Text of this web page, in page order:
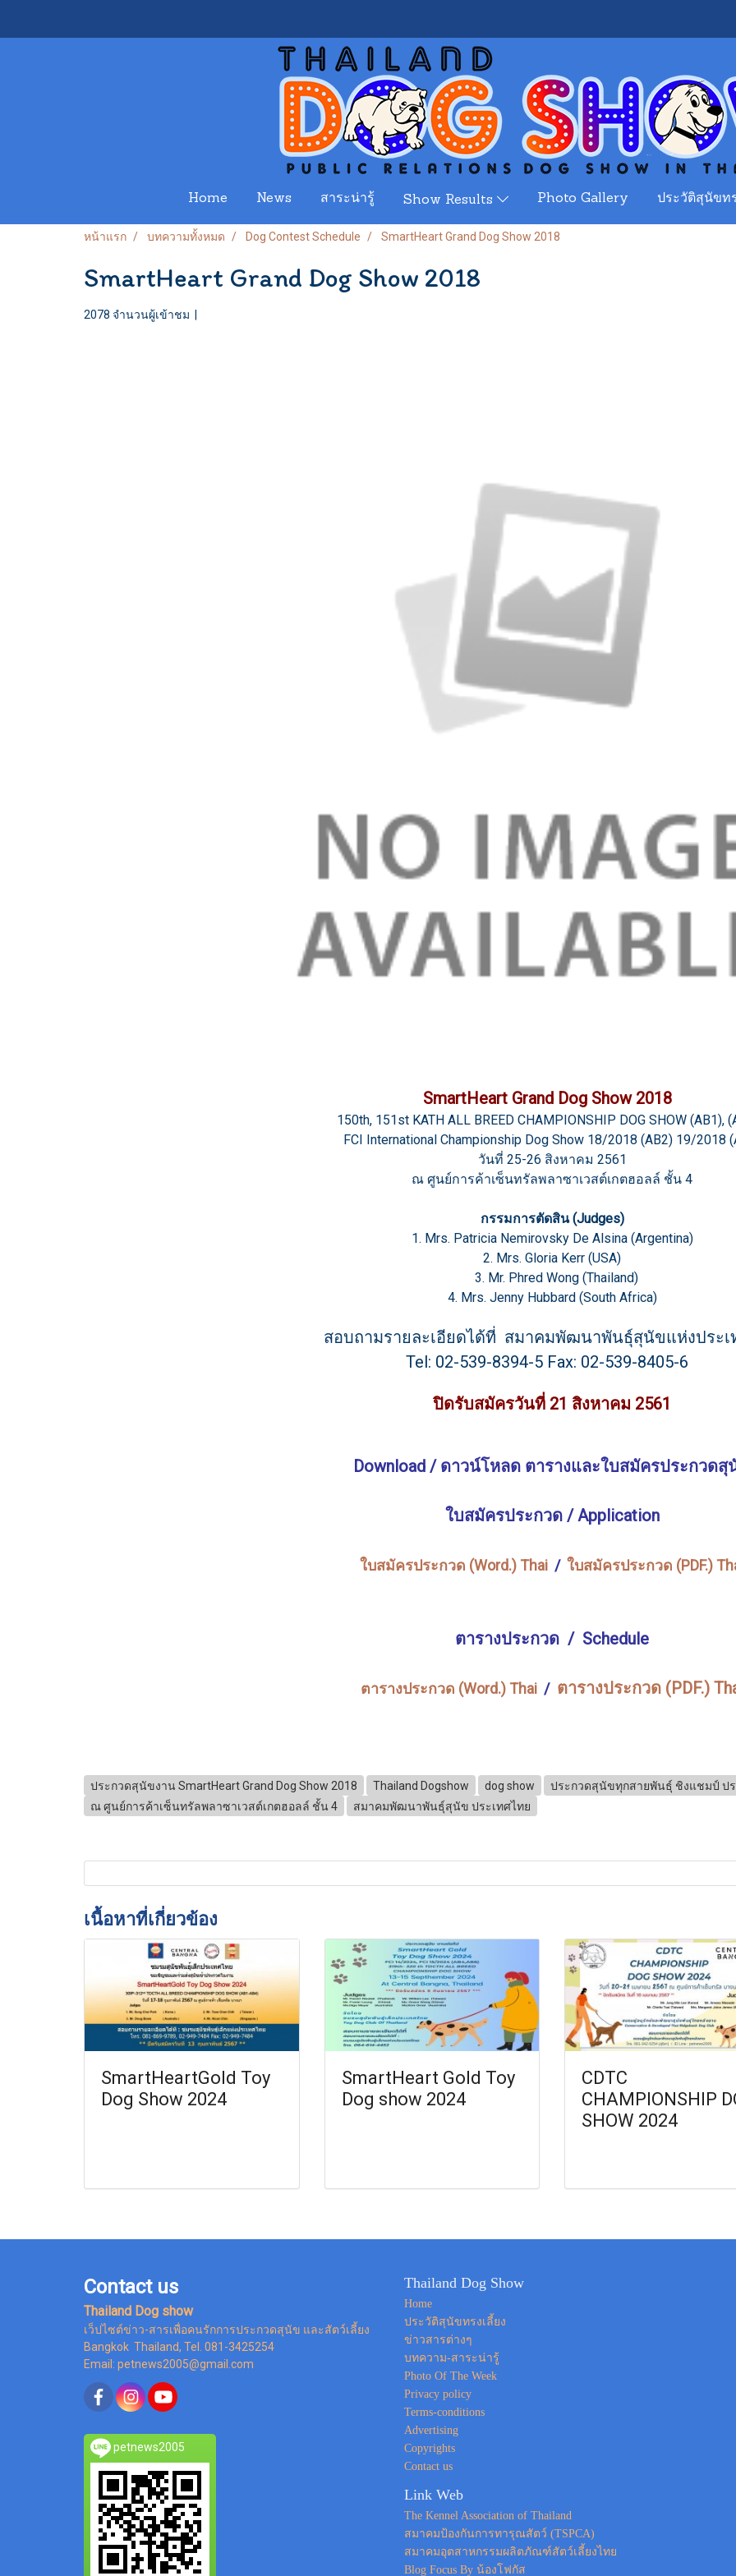
Home News สาระน่ารู้ Show Results Photo Gallery ประวัติสุนัขทร
หน้าแรก บทความทั้งหมด Dog Contest Schedule SmartHeart Grand Dog Show 2018
SmartHeart Grand Dog Show 2018
2078 จำนวนผู้เข้าชม |
SmartHeart Grand Dog Show 2018
150th, 151st KATH ALL BREED CHAMPIONSHIP DOG SHOW (AB1),
FCI International Championship Dog Show 18/2018 (AB2) 19/2018
วันที่ 25-26 สิงหาคม 2561
ณ ศูนย์การค้าเซ็นทรัลพลาซาเวสต์เกตฮอลล์ ชั้น 4
กรรมการตัดสิน (Judges)
1. Mrs. Patricia Nemirovsky De Alsina (Argentina)
2. Mrs. Gloria Kerr (USA)
3. Mr. Phred Wong (Thailand)
4. Mrs. Jenny Hubbard (South Africa)
สอบถามรายละเอียดได้ที่ สมาคมพัฒนาพันธุ์สุนัขแห่งประเ
Tel: 02-539-8394-5 Fax: 02-539-8405-6
ปิดรับสมัครวันที่ 21 สิงหาคม 2561
Download / ดาวน์โหลด ตารางและใบสมัครประกวดสุ
ใบสมัครประกวด / Application
ใบสมัครประกวด (Word.) Thai / ใบสมัครประกวด (PDF.)
ตารางประกวด / Schedule
ตารางประกวด (Word.) Thai/ ตารางประกวด (PDF.)
ประกวดสุนัขงาน SmartHeart Grand Dog Show 2018 Thailand Dogshow dog show
ประกวดสุนัขทุกสายพันธุ์ ชิงแชมป์ ปร
ณ ศูนย์การค้าเซ็นทรัลพลาซาเวสต์เกตฮอลล์ ชั้น 4
สมาคมพัฒนาพันธุ์สุนัข ประเทศไทย
เนื้อหาที่เกี่ยวข้อง
SmartHeartGold Toy
Dog Show 2024
SmartHeart Gold Toy
Dog show 2024
CDTC
CHAMPIONSHIP
SHOW 2024
Contact us
Thailand Dog show
เว็ปไซต์ข่าว-สารเพื่อคนรักการประกวดสุนัข และสัตว์เลี้ยง
Bangkok Thailand, Tel. 081-3425254
Email: petnews2005@gmail.com
petnews2005
Thailand Dog Show
Home
ประวัติสุนัขทรงเลี้ยง
ข่าวสารต่างๆ
บทความ-สาระน่ารู้
Photo Of The Week
Privacy policy
Terms-conditions
Advertising
Copyrights
Contact us
Link Web
The Kennel Association of Thailand
สมาคมป้องกันการทารุณสัตว์ (TSPCA)
สมาคมอุตสาหกรรมผลิตภัณฑ์สัตว์เลี้ยงไทย
Blog Focus By น้องโฟกัส